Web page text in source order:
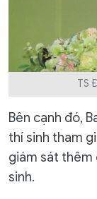
TS
Bên cạnh đó,
thí sinh tham
giám sát thêm
sinh.